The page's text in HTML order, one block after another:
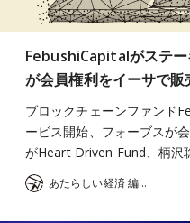
FebushiCapitalがステ
が会員権利をイーサで
ブロックチェーンファンド
ービス開始、フォーブスが
がHeart Driven Fund、柄沢
あたらしい経済 編集部